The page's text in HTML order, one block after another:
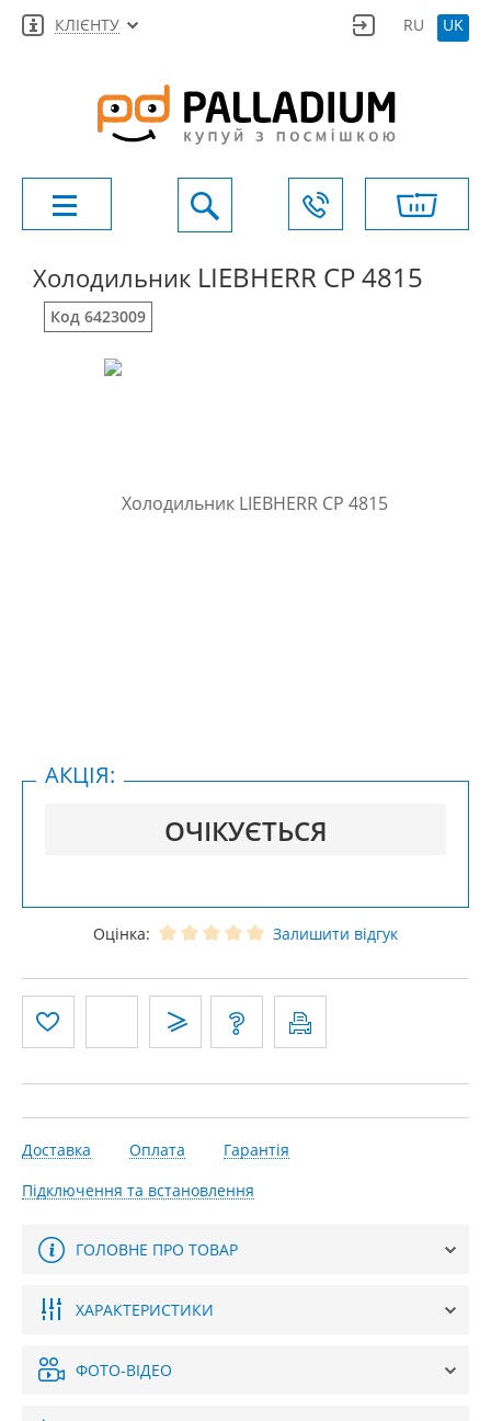
КЛІЄНТУ RU UK
Холодильник LIEBHERR CP 4815
Код 6423009
ОЧІКУЄТЬСЯ
АКЦІЯ:
Оцінка: Залишити відгук
Доставка Оплата
Гарантія
Підключення та встановлення
ГОЛОВНЕ ПРО ТОВАР
ХАРАКТЕРИСТИКИ
ФОТО-ВІДЕО